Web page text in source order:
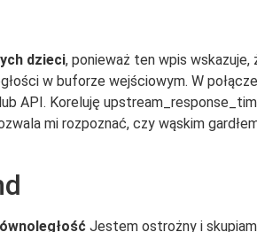
dzieci, ponieważ ten wpis
w buforze wejściowym. W
API. Koreluję
mi rozpoznać, czy wąskim
Jestem ostrożny i